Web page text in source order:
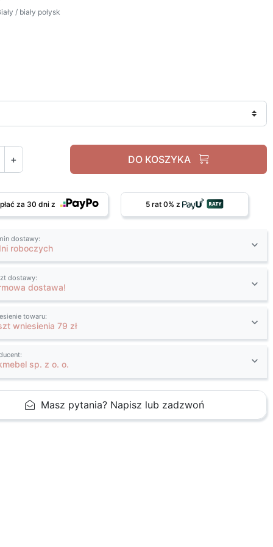
/ biały połysk
/ biały połysk
+ DO KOSZYKA
za 30 dni z 5 rat 0% z
dostawy:
roboczych
dostawy:
dostawa!
towaru:
wniesienia 79 zł
sp. z o. o.
Masz pytania? Napisz lub zadzwoń